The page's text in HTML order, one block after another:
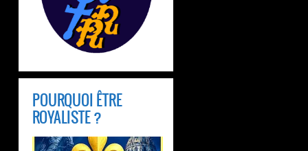
POURQUOI ÊTRE
ROYALISTE ?